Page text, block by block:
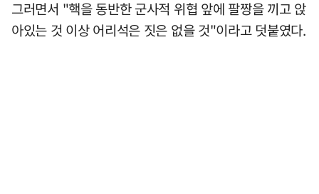
그러면서 "핵을 동반한 군사적 위협 앞에 팔짱을 끼고 앉
아있는 것 이상 어리석은 짓은 없을 것"이라고 덧붙였다.